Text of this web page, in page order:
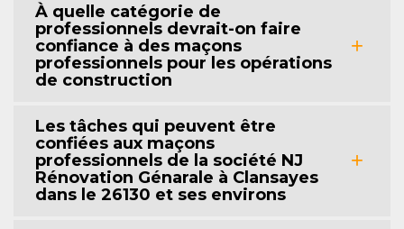
À quelle catégorie de
professionnels devrait-on faire
confiance à des maçons
professionnels pour les opérations
de construction
Les tâches qui peuvent être
confiées aux maçons
professionnels de la société NJ
Rénovation Génarale à Clansayes
dans le 26130 et ses environs